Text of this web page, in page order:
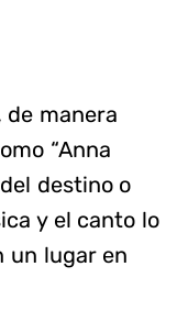
manera
“Anna
del destino o
y el canto lo
un lugar en